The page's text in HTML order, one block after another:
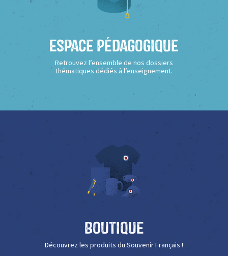
Espace Pédagogique
Retrouvez l’ensemble de nos dossiers
thématiques dédiés à l’enseignement.
Boutique
Découvrez les produits du Souvenir Français !